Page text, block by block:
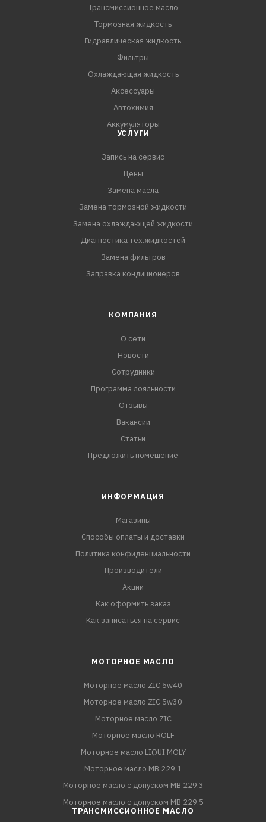
Трансмиссионное масло
Тормозная жидкость
Гидравлическая жидкость
Фильтры
Охлаждающая жидкость
Аксессуары
Автохимия
Аккумуляторы
УСЛУГИ
Запись на сервис
Цены
Замена масла
Замена тормозной жидкости
Замена охлаждающей жидкости
Диагностика тех.жидкостей
Замена фильтров
Заправка кондиционеров
КОМПАНИЯ
О сети
Новости
Сотрудники
Программа лояльности
Отзывы
Вакансии
Статьи
Предложить помещение
ИНФОРМАЦИЯ
Магазины
Способы оплаты и доставки
Политика конфиденциальности
Производители
Акции
Как оформить заказ
Как записаться на сервис
МОТОРНОЕ МАСЛО
Моторное масло ZIC 5w40
Моторное масло ZIC 5w30
Моторное масло ZIC
Моторное масло ROLF
Моторное масло LIQUI MOLY
Моторное масло MB 229.1
Моторное масло с допуском MB 229.3
Моторное масло с допуском MB 229.5
ТРАНСМИССИОННОЕ МАСЛО